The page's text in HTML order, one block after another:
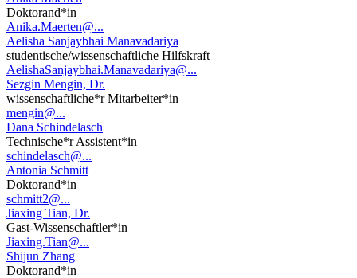
Doktorand*in
Anika.Maerten@...
Aelisha Sanjaybhai Manavadariya
studentische/wissenschaftliche Hilfskraft
AelishaSanjaybhai.Manavadariya@...
Sezgin Mengin, Dr.
wissenschaftliche*r Mitarbeiter*in
mengin@...
Dana Schindelasch
Technische*r Assistent*in
schindelasch@...
Antonia Schmitt
Doktorand*in
schmitt2@...
Jiaxing Tian, Dr.
Gast-Wissenschaftler*in
Jiaxing.Tian@...
Shijun Zhang
Doktorand*in